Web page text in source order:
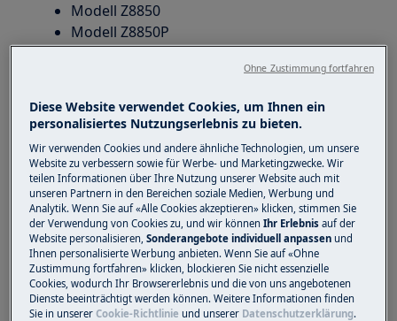
Modell Z8850
Modell Z8850P
Modell Z8850CP
Lösung
Beim Austausch der Fernbedienung, des
Handgriffs mit Fernbedienung oder des
kompletten Schlauches, muss man die
Fernbedienung wieder mit dem Staubsauger
verbinden. Je nach Modell, kann der Vorgang
für die Neuprogrammierung variieren.
Kontrollieren Sie zuerst ob die Fernbedienung
funktioniert:
Diese Website verwendet Cookies, um Ihnen ein
personalisiertes Nutzungserlebnis zu bieten.
Wir verwenden Cookies und andere ähnliche Technologien, um unsere
Website zu verbessern sowie für Werbe- und Marketingzwecke. Wir
teilen Informationen über Ihre Nutzung unserer Website auch mit
unseren Partnern in den Bereichen soziale Medien, Werbung und
Analytik. Wenn Sie auf «Alle Cookies akzeptieren» klicken, stimmen Sie
der Verwendung von Cookies zu, und wir könnenIhr Erlebnisauf der
Website personalisieren,Sonderangebote individuell anpassen und
Ihnen personalisierte Werbung anbieten. Wenn Sie auf «Ohne
Zustimmung fortfahren» klicken, blockieren Sie nicht essenzielle
Cookies, wodurch Ihr Browsererlebnis und die von uns angebotenen
Dienste beeinträchtigt werden können. Weitere Informationen finden
Sie in unsererCookie-Richtlinie und unserer Datenschutzerklärung.
Ohne Zustimmung fortfahren